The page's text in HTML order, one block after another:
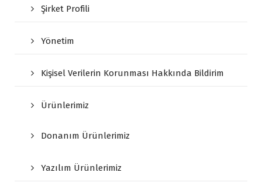
Şirket Profili
Yönetim
Kişisel Verilerin Korunması Hakkında Bildirim
Ürünlerimiz
Donanım Ürünlerimiz
Yazılım Ürünlerimiz